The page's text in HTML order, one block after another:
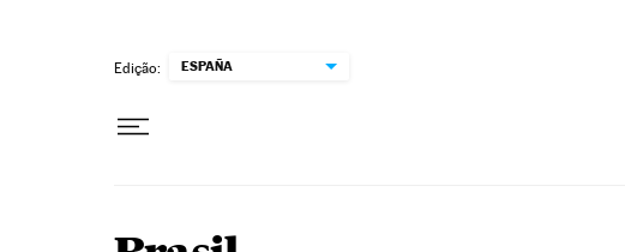
Edição: ESPAÑA